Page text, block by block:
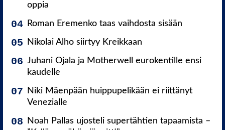
oppia
Roman Eremenko taas vaihdosta sisään
Nikolai Alho siirtyy Kreikkaan
Juhani Ojala ja Motherwell eurokentille ensi
kaudelle
Niki Mäenpään huippupelikään ei riittänyt
Venezialle
Noah Pallas ujosteli supertähtien tapaamista –